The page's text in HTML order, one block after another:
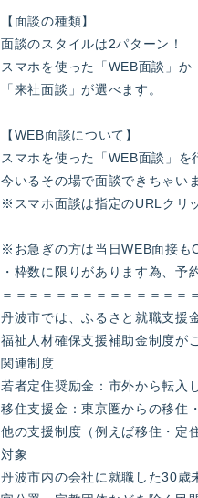
【面談の種類】
面談のスタイルは2パターン！
スマホを使った「WEB面談」か
「来社面談」が選べます。
【WEB面談について】
スマホを使った「WEB面談」を
今いるその場で面談できちゃい
※スマホ面談は指定のURLクリ
※お急ぎの方は当日WEB面接も
・枠数に限りがあります為、
＝＝＝＝＝＝＝＝＝＝＝＝＝＝
丹波市では、ふるさと就職支援
福祉人材確保支援補助金制度が
関連制度
若者定住奨励金：市外から転入
移住支援金：東京圏からの移住
他の支援制度（例えば移住・定
対象
丹波市内の会社に就職した30歳